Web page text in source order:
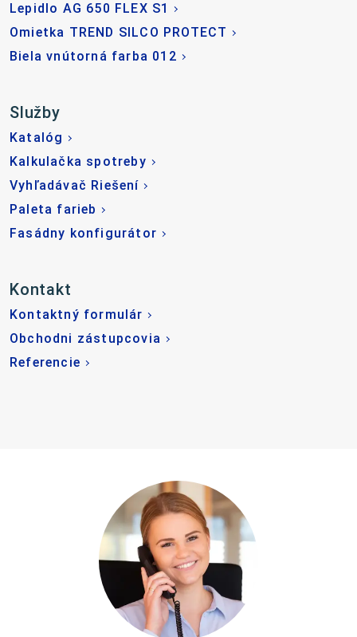
Lepidlo AG 650 FLEX S1
Omietka TREND SILCO PROTECT
Biela vnútorná farba 012
Služby
Katalóg
Kalkulačka spotreby
Vyhľadávač Riešení
Paleta farieb
Fasádny konfigurátor
Kontakt
Kontaktný formulár
Obchodni zástupcovia
Referencie